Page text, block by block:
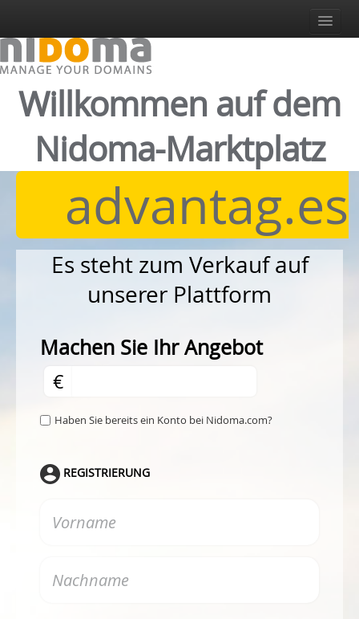
Registrieren Sie Sich
Deutsch
English
Deutsch
Willkommen auf dem
Nidoma-Marktplatz
advantag.es
Es steht zum Verkauf auf
unserer Plattform
Machen Sie Ihr Angebot
€
Haben Sie bereits ein Konto bei Nidoma.com?
REGISTRIERUNG